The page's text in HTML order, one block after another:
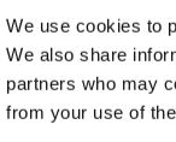
We use cookies to
We also share
partners who may
from your use of